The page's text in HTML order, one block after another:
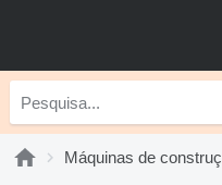
Máquinas de